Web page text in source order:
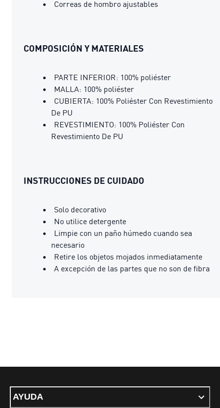
Correas de hombro ajustables
COMPOSICIÓN Y MATERIALES
PARTE INFERIOR: 100% poliéster
MALLA: 100% poliéster
CUBIERTA: 100% Poliéster Con Revestimiento
De PU
REVESTIMIENTO: 100% Poliéster Con
Revestimiento De PU
INSTRUCCIONES DE CUIDADO
Solo decorativo
No utilice detergente
Limpie con un paño húmedo cuando sea
necesario
Retire los objetos mojados inmediatamente
A excepción de las partes que no son de fibra
AYUDA